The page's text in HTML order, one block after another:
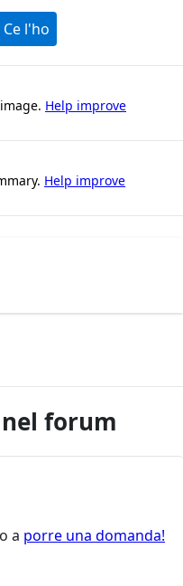
Ce l'ho
Help improve
Help improve
forum
a porre una domanda!